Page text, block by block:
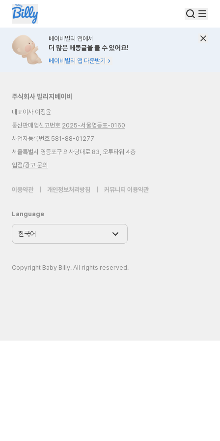
베이비빌리 앱에서
더 많은 베동글을 볼 수 있어요!
베이비빌리 앱 다운받기
주식회사 빌리지베이비
대표이사 이정윤
통신판매업신고번호 2025-서울영등포-0160
사업자등록번호 581-88-01277
서울특별시 영등포구 의사당대로 83, 오투타워 4층
입점/광고 문의
이용약관 개인정보처리방침 커뮤니티 이용약관
Language
Copyright Baby Billy. All rights reserved.